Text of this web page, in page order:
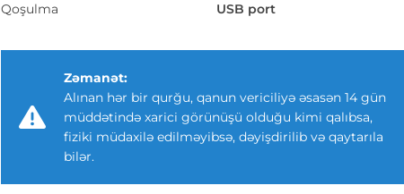
Qoşulma USB port
Zəmanət:
Alınan hər bir qurğu, qanun vericiliyə əsasən 14 gün
müddətində xarici görünüşü olduğu kimi qalıbsa,
fiziki müdaxilə edilməyibsə, dəyişdirilib və qaytarıla
bilər.